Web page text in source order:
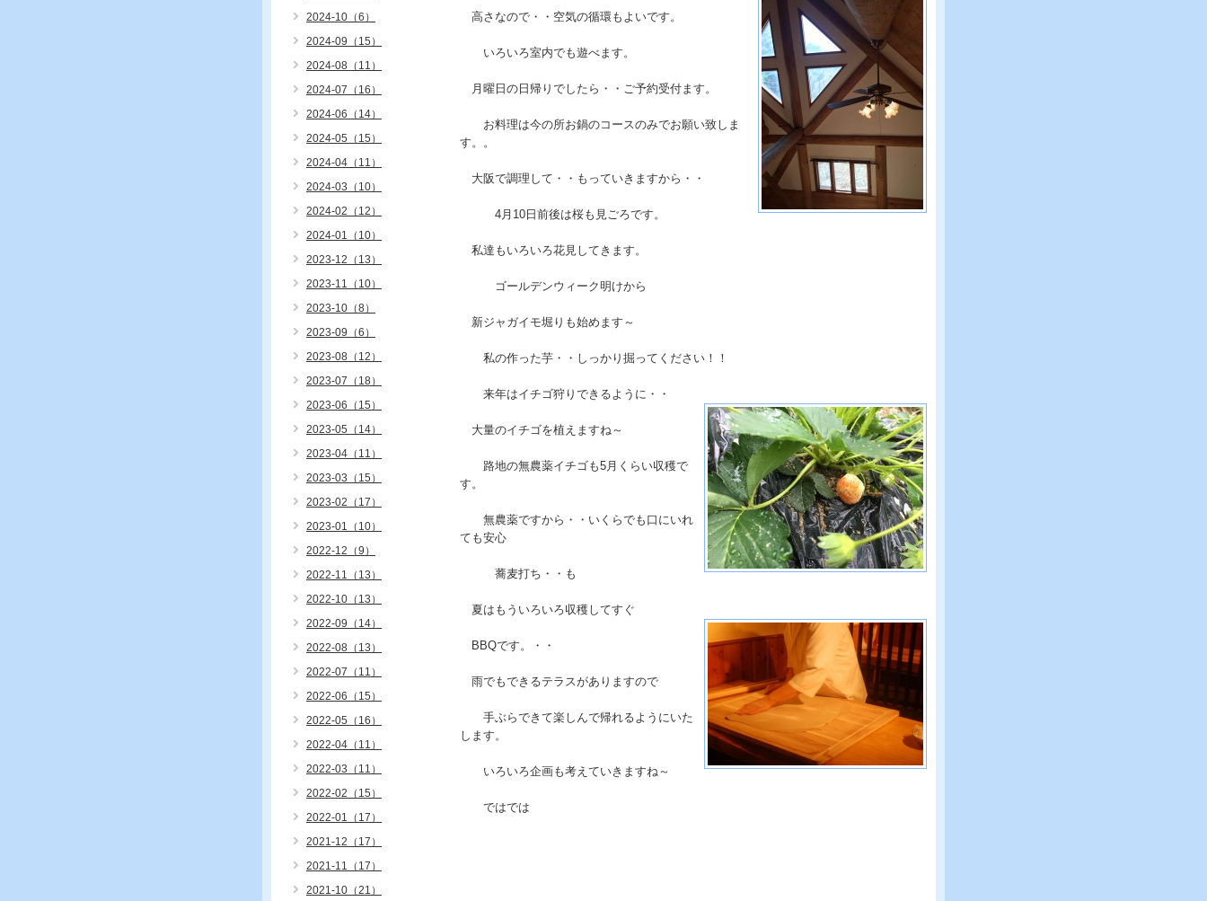
高さなので・・空気の循環もよいです。
いろいろ室内でも遊べます。
月曜日の日帰りでしたら・・ご予約受付ます。
お料理は今の所お鍋のコースのみでお願い致しま
す。。
大阪で調理して・・もっていきますから・・
4月10日前後は桜も見ごろです。
私達もいろいろ花見してきます。
ゴールデンウィーク明けから
新ジャガイモ堀りも始めます～
私の作った芋・・しっかり掘ってください！！
来年はイチゴ狩りできるように・・
大量のイチゴを植えますね～
路地の無農薬イチゴも5月くらい収穫で
す。
無農薬ですから・・いくらでも口にいれ
ても安心
蕎麦打ち・・も
夏はもういろいろ収穫してすぐ
BBQです。・・
雨でもできるテラスがありますので
手ぶらできて楽しんで帰れるようにいた
します。
いろいろ企画も考えていきますね～
ではでは
2024-10（6）
2024-09（15）
2024-08（11）
2024-07（16）
2024-06（14）
2024-05（15）
2024-04（11）
2024-03（10）
2024-02（12）
2024-01（10）
2023-12（13）
2023-11（10）
2023-10（8）
2023-09（6）
2023-08（12）
2023-07（18）
2023-06（15）
2023-05（14）
2023-04（11）
2023-03（15）
2023-02（17）
2023-01（10）
2022-12（9）
2022-11（13）
2022-10（13）
2022-09（14）
2022-08（13）
2022-07（11）
2022-06（15）
2022-05（16）
2022-04（11）
2022-03（11）
2022-02（15）
2022-01（17）
2021-12（17）
2021-11（17）
2021-10（21）